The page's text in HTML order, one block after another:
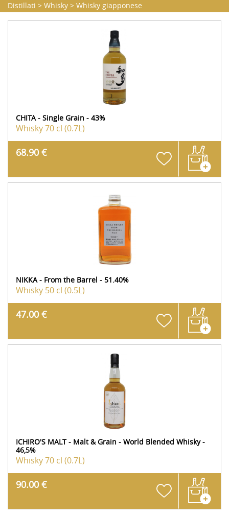
Distillati > Whisky > Whisky giapponese
CHITA - Single Grain - 43%
Whisky70 cl (0.7L)
68.90 €
NIKKA - From the Barrel - 51.40%
Whisky 50 cl (0.5L)
47.00 €
ICHIRO'S MALT - Malt & Grain - World Blended Whisky -
46,5%
Whisky70 cl (0.7L)
90.00 €